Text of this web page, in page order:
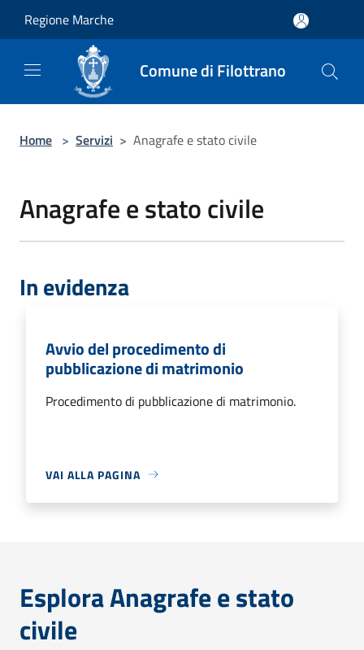
Regione Marche
Comune di Filottrano
Home > Servizi > Anagrafe e stato civile
Anagrafe e stato civile
In evidenza
Avvio del procedimento di
pubblicazione di matrimonio
Procedimento di pubblicazione di matrimonio.
VAI ALLA PAGINA
Esplora Anagrafe e stato
civile